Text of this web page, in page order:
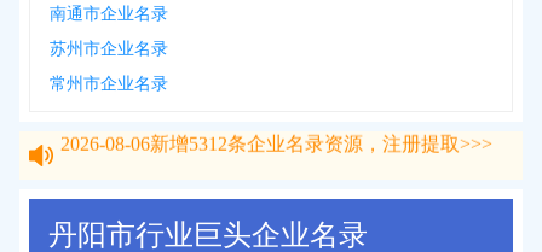
南通市企业名录
苏州市企业名录
常州市企业名录
丹阳市行业巨头企业名录